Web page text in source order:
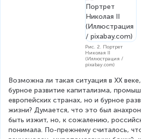
Рис. 2. Портрет
Николая II
(Иллюстрация /
pixabay.com)
Возможна ли такая ситуация в XX
бурное развитие капитализма,
европейских странах, но и бурное
жизни? Думается, что это был
быть изжит, но, к сожалению,
понимала. По-прежнему считалось,